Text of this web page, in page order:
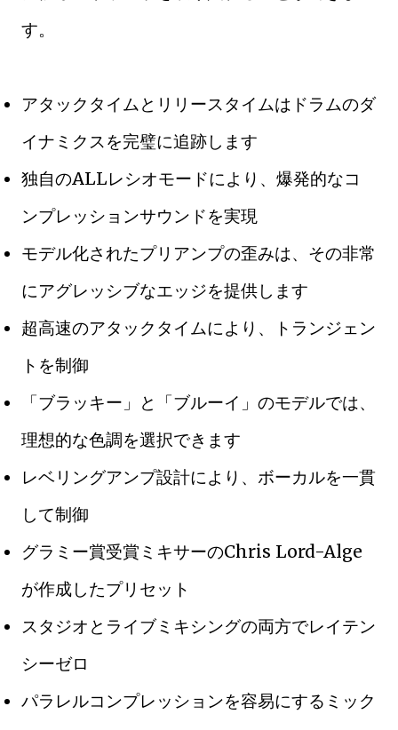
す。
アタックタイムとリリースタイムはドラムのダ
イナミクスを完璧に追跡します
独自のALLレシオモードにより、爆発的なコ
ンプレッションサウンドを実現
モデル化されたプリアンプの歪みは、その非常
にアグレッシブなエッジを提供します
超高速のアタックタイムにより、トランジェン
トを制御
「ブラッキー」と「ブルーイ」のモデルでは、
理想的な色調を選択できます
レベリングアンプ設計により、ボーカルを一貫
して制御
グラミー賞受賞ミキサーのChris Lord-Alge
が作成したプリセット
スタジオとライブミキシングの両方でレイテン
シーゼロ
パラレルコンプレッションを容易にするミック